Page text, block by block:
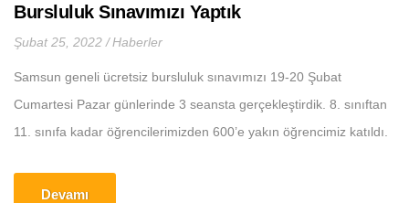
Bursluluk Sınavımızı Yaptık
Şubat 25, 2022 Haberler
Samsun geneli ücretsiz bursluluk sınavımızı 19-20 Şubat
Cumartesi Pazar günlerinde 3 seansta gerçekleştirdik. 8. sınıftan
11. sınıfa kadar öğrencilerimizden 600’e yakın öğrencimiz katıldı.
itibaren Genç Adım uygulamamız üzerinden görebilirler. Sınav
Devamı